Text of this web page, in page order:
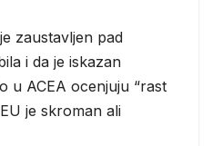
zaustavljen pad
i da je iskazan
u ACEA ocenjuju “rast
je skroman ali